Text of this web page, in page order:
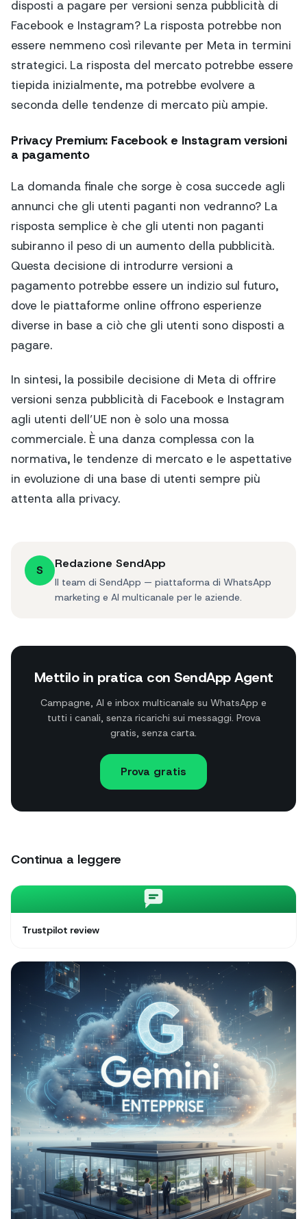
disposti a pagare per versioni senza pubblicità di
Facebook e Instagram? La risposta potrebbe non
essere nemmeno così rilevante per Meta in termini
strategici. La risposta del mercato potrebbe essere
tiepida inizialmente, ma potrebbe evolvere a
seconda delle tendenze di mercato più ampie.
Privacy Premium: Facebook e Instagram versioni
a pagamento
La domanda finale che sorge è cosa succede agli
annunci che gli utenti paganti non vedranno? La
risposta semplice è che gli utenti non paganti
subiranno il peso di un aumento della pubblicità.
Questa decisione di introdurre versioni a
pagamento potrebbe essere un indizio sul futuro,
dove le piattaforme online offrono esperienze
diverse in base a ciò che gli utenti sono disposti a
pagare.
In sintesi, la possibile decisione di Meta di offrire
versioni senza pubblicità di Facebook e Instagram
agli utenti dell’UE non è solo una mossa
commerciale. È una danza complessa con la
normativa, le tendenze di mercato e le aspettative
in evoluzione di una base di utenti sempre più
attenta alla privacy.
S Redazione SendApp
Il team di SendApp — piattaforma di WhatsApp
marketing e AI multicanale per le aziende.
Mettilo in pratica con SendApp Agent
Campagne, AI e inbox multicanale su WhatsApp e
tutti i canali, senza ricarichi sui messaggi. Prova
gratis, senza carta.
Prova gratis
Continua a leggere
Trustpilot review